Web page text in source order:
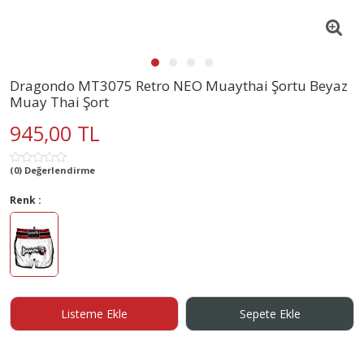
Dragondo MT3075 Retro NEO Muaythai Şortu Beyaz
Muay Thai Şort
945,00 TL
(0) Değerlendirme
Renk :
Listeme Ekle Sepete Ekle